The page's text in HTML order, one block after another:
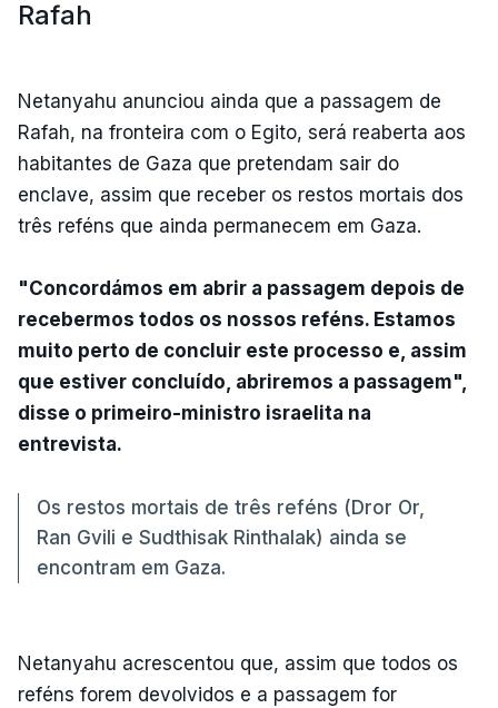
Rafah
Netanyahu anunciou ainda que a passagem de
Rafah, na fronteira com o Egito, será reaberta aos
habitantes de Gaza que pretendam sair do
enclave, assim que receber os restos mortais dos
três reféns que ainda permanecem em Gaza.
"Concordámos em abrir a passagem depois de
recebermos todos os nossos reféns. Estamos
muito perto de concluir este processo e, assim
que estiver concluído, abriremos a passagem",
disse o primeiro-ministro israelita na
entrevista.
Os restos mortais de três reféns (Dror Or,
Ran Gvili e Sudthisak Rinthalak) ainda se
encontram em Gaza.
Netanyahu acrescentou que, assim que todos os
reféns forem devolvidos e a passagem for